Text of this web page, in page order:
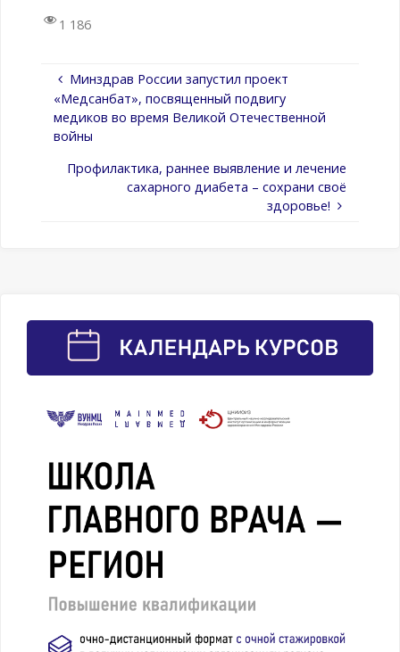
1 186
Минздрав России запустил проект
«Медсанбат», посвященный подвигу
медиков во время Великой Отечественной
войны
Профилактика, раннее выявление и лечение
сахарного диабета – сохрани своё
здоровье!